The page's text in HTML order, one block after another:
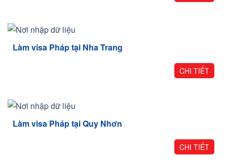
Làm visa Pháp tại Nha Trang
CHI TIẾT
Làm visa Pháp tại Quy Nhơn
CHI TIẾT